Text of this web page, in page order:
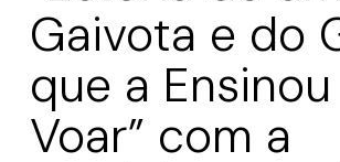
Gaivota e do
que a
Voar” com a